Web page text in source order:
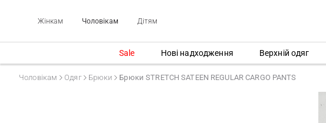
Жінкам Чоловікам Дітям
Sale Нові надходження Верхній одяг
Чоловікам Одяг Брюки Брюки STRETCH SATEEN REGULAR CARGO PANTS